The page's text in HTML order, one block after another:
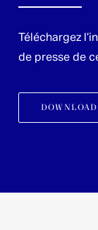
Téléchargez
de presse de
DOWNLOAD